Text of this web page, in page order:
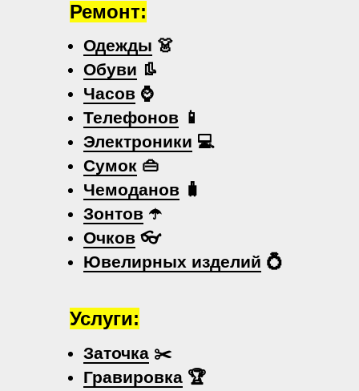
Одежды 👗
Обуви 👢
Часов ⌚
Телефонов 📱
Электроники 💻
Сумок 👜
Чемоданов 🧳
Зонтов ☂️
Очков 👓
Ювелирных изделий 💍
Заточка ✂️
Гравировка 🏆
Ремонт:
Услуги: